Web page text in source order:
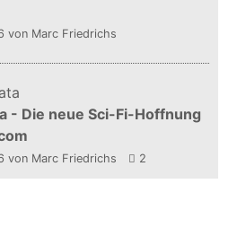
von Marc Friedrichs
- Die neue Sci-Fi-Hoffnung
von Marc Friedrichs 2